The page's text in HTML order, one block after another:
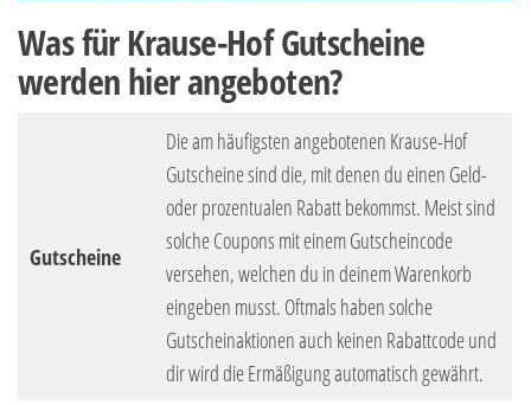
Was für Krause-Hof Gutscheine
werden hier angeboten?
Gutscheine
Die am häufigsten angebotenen Krause-Hof
Gutscheine sind die, mit denen du einen Geld-
oder prozentualen Rabatt bekommst. Meist sind
solche Coupons mit einem Gutscheincode
versehen, welchen du in deinem Warenkorb
eingeben musst. Oftmals haben solche
Gutscheinaktionen auch keinen Rabattcode und
dir wird die Ermäßigung automatisch gewährt.